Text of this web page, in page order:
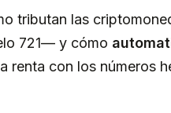
tributan las
721— y cómo
renta con los números